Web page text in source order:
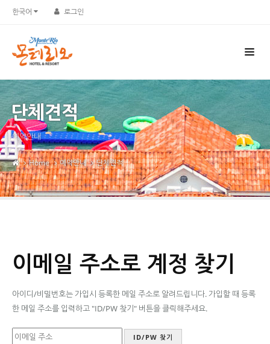
한국어 로그인
단체견적
예약안내
Home 예약안내 단체견적
이메일 주소로 계정 찾기
아이디/비밀번호는 가입시 등록한 메일 주소로 알려드립니다. 가입할 때 등록
한 메일 주소를 입력하고 "ID/PW 찾기" 버튼을 클릭해주세요.